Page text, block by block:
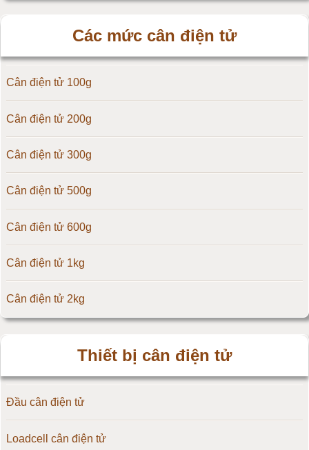
Cân điện tử OCS
Cân điện tử Digi
Cân điện tử TNP Scacle
Cân điện tử CAS Hàn Quốc
Cân điện tử Yaohua
Cân điện tử Amcells
Đầu cân điện tử Flintec
Các mức cân điện tử
Cân điện tử 100g
Cân điện tử 200g
Cân điện tử 300g
Cân điện tử 500g
Cân điện tử 600g
Cân điện tử 1kg
Cân điện tử 2kg
Cân điện tử 10kg
Cân điện tử 15kg
Thiết bị cân điện tử
Đầu cân điện tử
Loadcell cân điện tử